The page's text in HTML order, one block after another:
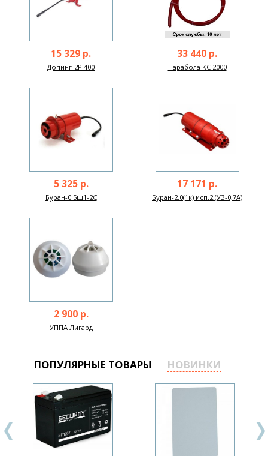
15 329 р.
Допинг-2Р.400
33 440 р.
Парабола КС 2000
5 325 р.
Буран-0.5ш1-2С
17 171 р.
Буран-2.0(1к) исп.2 (УЗ-0,7А)
2 900 р.
УППА Лигард
ПОПУЛЯРНЫЕ ТОВАРЫ НОВИНКИ